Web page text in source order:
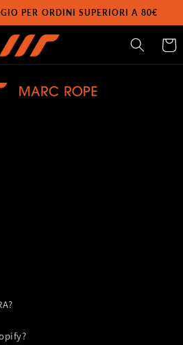
PER ORDINI SUPERIORI A 80€